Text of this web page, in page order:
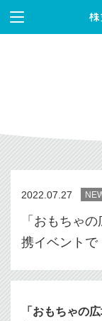
2022.07.27
「おもちゃ
携イベントで
「おもちゃの